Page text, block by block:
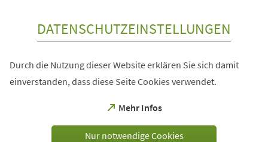
DATENSCHUTZEINSTELLUNGEN
Durch die Nutzung dieser Website erklären Sie sich damit
einverstanden, dass diese Seite Cookies verwendet.
Mehr Infos
(Öffnet
einem
Nur notwendige Cookies